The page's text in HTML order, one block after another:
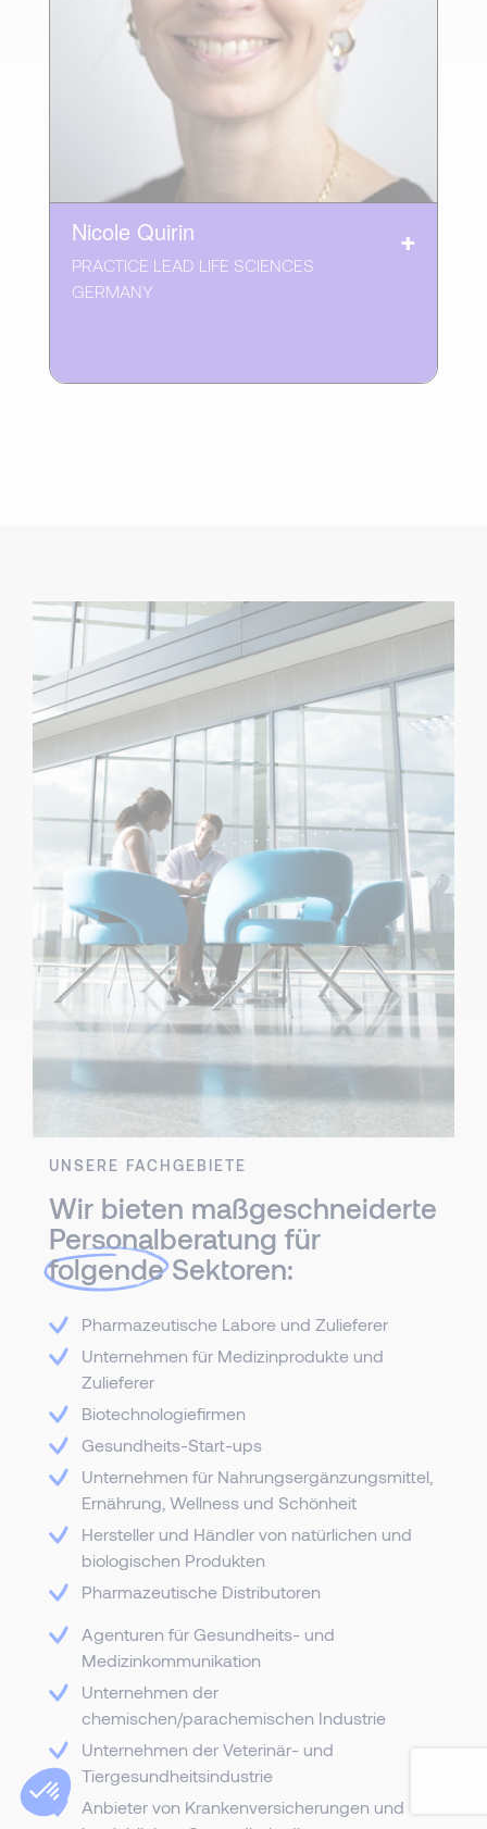
Nicole Quirin
PRACTICE LEAD LIFE SCIENCES
GERMANY
UNSERE FACHGEBIETE
Wir bieten maßgeschneiderte
Personalberatung für
folgendeSektoren:
Pharmazeutische Labore und Zulieferer
Unternehmen für Medizinprodukte und
Zulieferer
Biotechnologiefirmen
Gesundheits-Start-ups
Unternehmen für Nahrungsergänzungsmittel,
Ernährung, Wellness und Schönheit
Hersteller und Händler von natürlichen und
biologischen Produkten
Pharmazeutische Distributoren
Agenturen für Gesundheits- und
Medizinkommunikation
Unternehmen der
chemischen/parachemischen Industrie
Unternehmen der Veterinär- und
Tiergesundheitsindustrie
Anbieter von Krankenversicherungen und